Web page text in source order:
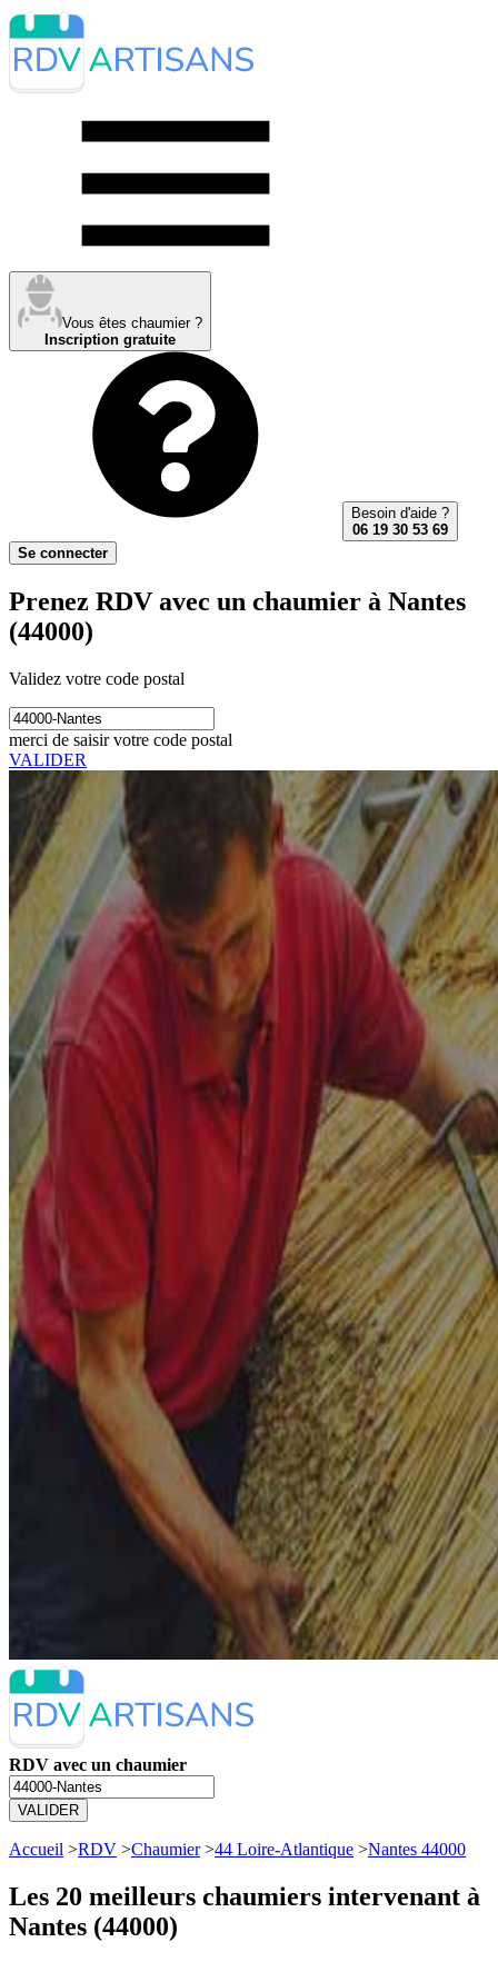
Vous êtes chaumier ?
Inscription gratuite
Besoin d'aide ?
06 19 30 53 69
Se connecter
Prenez RDV avec un chaumier à Nantes
(44000)
Validez votre code postal
merci de saisir votre code postal
VALIDER
RDV avec un chaumier
VALIDER
Accueil >RDV >Chaumier>44 Loire-Atlantique >Nantes 44000
Les 20 meilleurs chaumiers intervenant à
Nantes (44000)